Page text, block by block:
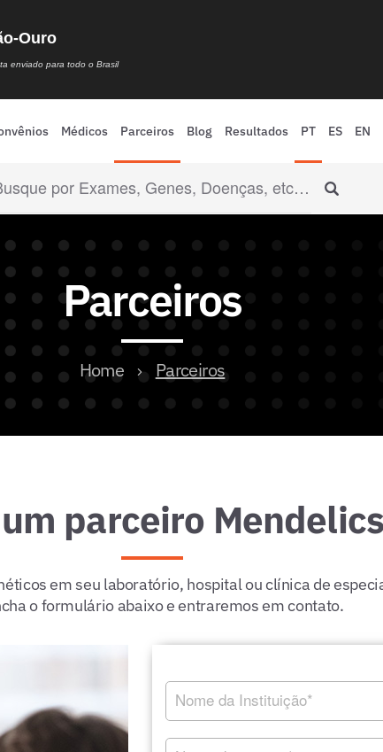
Ouro
enviado para todo o Brasil
Médicos Parceiros Blog Resultados PT ES EN
Parceiros
Home Parceiros
parceiro Mendelics
em seu laboratório, hospital ou clínica de
o formulário abaixo e entraremos em contato.